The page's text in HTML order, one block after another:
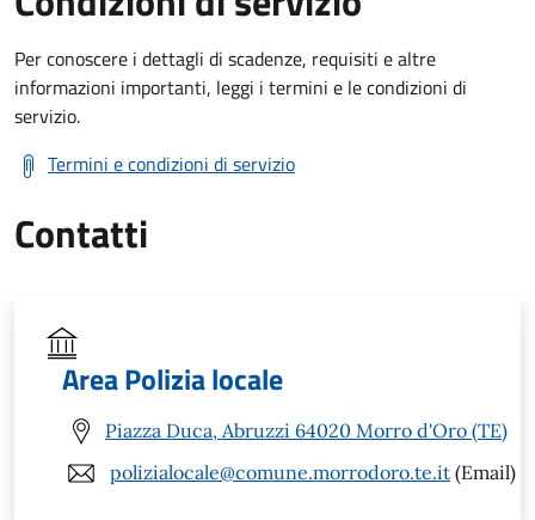
Per conoscere i dettagli di scadenze, requisiti e altre
informazioni importanti, leggi i termini e le condizioni di
servizio.
Termini e condizioni di servizio
Contatti
Area Polizia locale
Piazza Duca, Abruzzi 64020 Morro d'Oro (TE)
polizialocale@comune.morrodoro.te.it (Email)